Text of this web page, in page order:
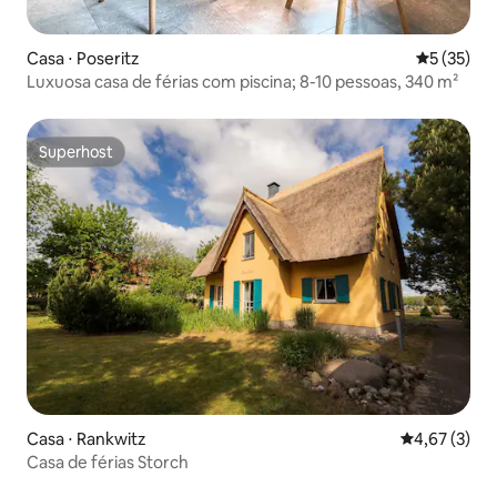
Casa ⋅ Poseritz 5 de uma
5 (35)
Luxuosa casa de férias com piscina; 8-10 pessoas, 340 m²
Superhost
Superhost
Casa ⋅ Rankwitz 4,67 de
4,67 (3)
Casa de férias Storch